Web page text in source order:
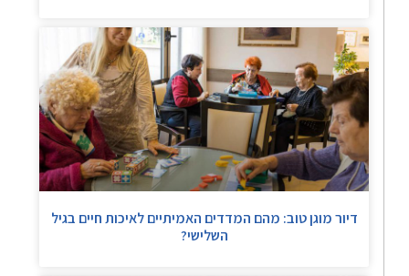
דיור מוגן טוב: מהם המדדים האמיתיים לאיכות חיים בגיל
השלישי?